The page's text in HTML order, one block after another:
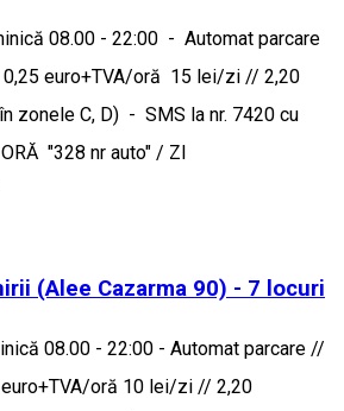
08.00 - 22:00 - Automat parcare
euro+TVA/oră 15 lei/zi // 2,20
zonele C, D) - SMS la nr. 7420 cu
"328 nr auto" / ZI
(Alee Cazarma 90) - 7 locuri
08.00 - 22:00 - Automat parcare //
oră 10 lei/zi // 2,20